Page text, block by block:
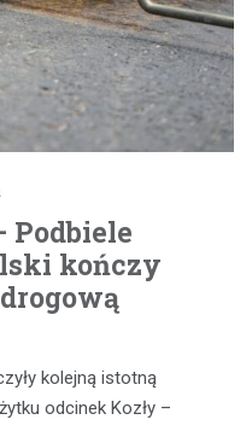
Podbiele
kończy
kolejną istotną
odcinek Kozły –